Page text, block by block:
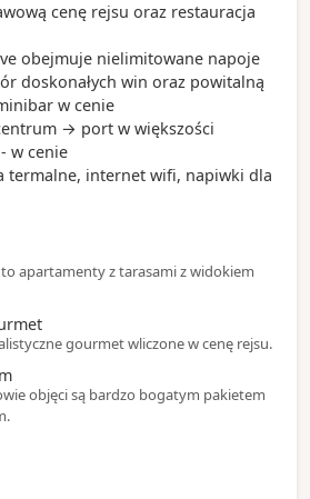
o godzinie 11, na Placu
uroczysta zmiana warty
(Panathinaiko) został w całości
- to właśnie tu odbyły się
Igrzyska Olimpijskie w 1896
obostrzenie co wysokości
w mieście
knajpka znajdująca się w samym
cenę rejsu oraz restauracja
obejmuje nielimitowane napoje
doskonałych win oraz powitalną
w cenie
→ port w większości
w cenie
termalne, internet wifi, napiwki dla
apartamenty z tarasami z widokiem
gourmet wliczone w cenę rejsu.
objęci są bardzo bogatym pakietem